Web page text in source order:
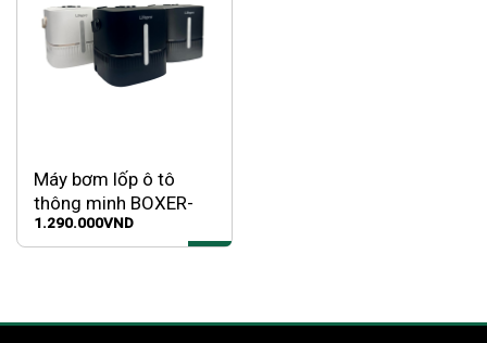
Máy bơm lốp ô tô
thông minh BOXER-
616
1.290.000VND